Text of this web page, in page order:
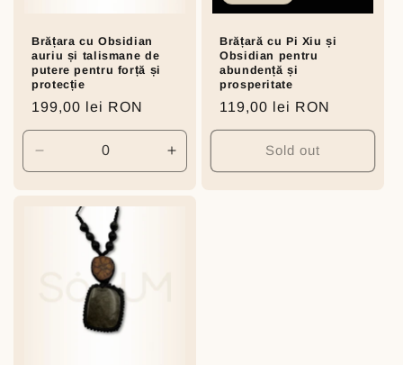
Brățara cu Obsidian
auriu și talismane de
putere pentru forță și
protecție
Regular
price
199,00 lei RON
Decrease
quantity
Default
Increase
quantity
Brățară cu Pi Xiu și
Obsidian pentru
abundență și
prosperitate
Regular
price
119,00 lei RON
Sold out